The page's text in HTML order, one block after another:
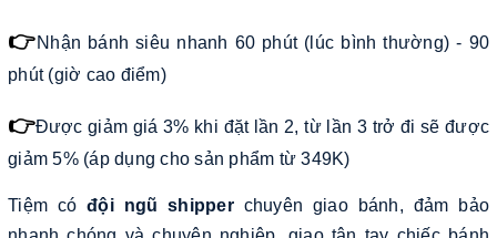
👉Nhận bánh siêu nhanh 60 phút (lúc bình thường) - 90
phút (giờ cao điểm)
👉Được giảm giá 3% khi đặt lần 2, từ lần 3 trở đi sẽ được
giảm 5% (áp dụng cho sản phẩm từ 349K)
Tiệm cóđội ngũ shipperchuyên giao bánh, đảm bảo